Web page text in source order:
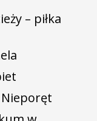
– piłka